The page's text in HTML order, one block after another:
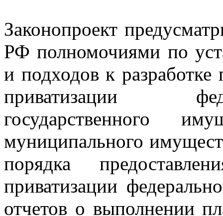
Законопроект
РФ полномочиями по
и подходов к
приватизации
государственного
муниципального
порядка
приватизации
отчетов о выполнении